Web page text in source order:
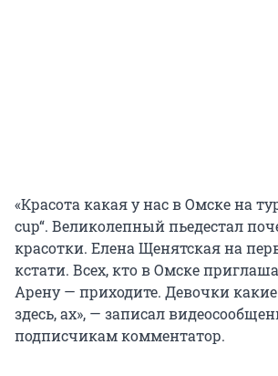
«Красота какая у нас в Омске на
cup“. Великолепный пьедестал
красотки. Елена Щенятская на
кстати. Всех, кто в Омске
Арену — приходите. Девочки
здесь, ах», — записал
подписчикам комментатор.